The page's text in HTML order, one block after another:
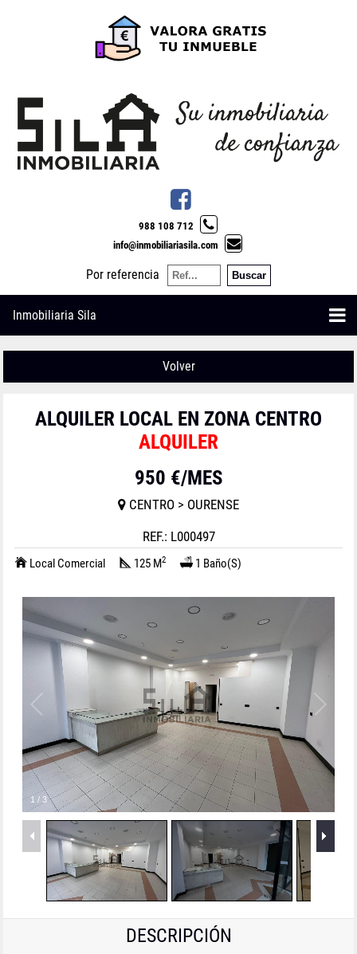
988 108 712
info@inmobiliariasila.com
Inmobiliaria Sila
Por referencia
Volver
ALQUILER LOCAL EN ZONA CENTRO
ALQUILER
950 €/MES
CENTRO > OURENSE
REF.: L000497
Local Comercial 125 M2 1 Baño(s)
1 / 3
DESCRIPCIÓN